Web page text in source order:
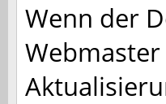
Wenn der